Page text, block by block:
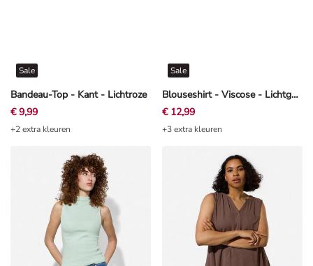
Bandeau-Top - Kant - Lichtroze
Sale
€ 9,99
+2 extra kleuren
Blouseshirt - Viscose - Lichtgeel
Sale
€ 12,99
+3 extra kleuren